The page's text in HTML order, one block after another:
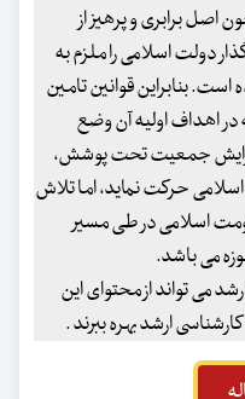
اصل برابری و پرهیز از
دولت اسلامی را ملزم به
بنابراین قوانین تامین
در اهداف اولیه آن وضع
جمعیت تحت پوشش،
حرکت نماید، اما تلاش
اسلامی در طی مسیر
می باشد.
می تواند از محتوای این
ارشد بهره ببرند .